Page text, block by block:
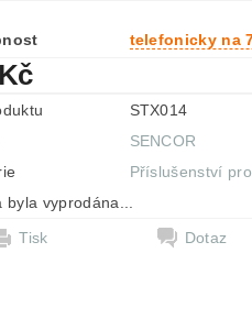
telefonicky na
STX014
SENCOR
Příslušenství
byla vyprodána...
Tisk
Dotaz